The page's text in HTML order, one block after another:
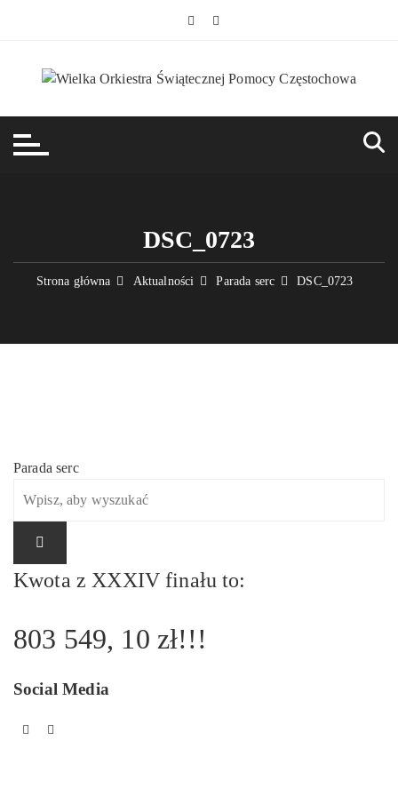
DSC_0723
Strona główna Aktualności Parada serc DSC_0723
Nawigacja
wpisu
Parada serc
Kwota z XXXIV finału to:
803 549, 10 zł!!!
Social Media